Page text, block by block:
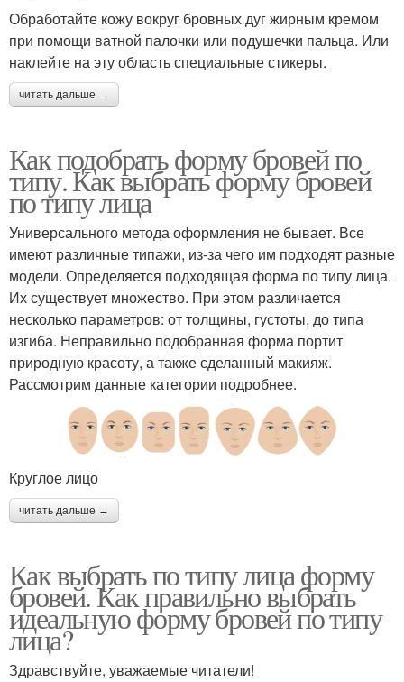
Обработайте кожу вокруг бровных дуг жирным кремом
при помощи ватной палочки или подушечки пальца. Или
наклейте на эту область специальные стикеры.
читать дальше →
Как подобрать форму бровей по
типу. Как выбрать форму бровей
по типу лица
Универсального метода оформления не бывает. Все
имеют различные типажи, из-за чего им подходят разные
модели. Определяется подходящая форма по типу лица.
Их существует множество. При этом различается
несколько параметров: от толщины, густоты, до типа
изгиба. Неправильно подобранная форма портит
природную красоту, а также сделанный макияж.
Рассмотрим данные категории подробнее.
Круглое лицо
читать дальше →
Как выбрать по типу лица форму
бровей. Как правильно выбрать
идеальную форму бровей по типу
лица?
Здравствуйте, уважаемые читатели!